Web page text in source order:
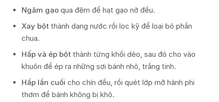
Ngâm gạo qua đêm để hạt gạo nở đều.
Xay bột thành dạng nước rồi lọc kỹ để loại bỏ phần
chua.
Hấp và ép bột thành từng khối dẻo, sau đó cho vào
khuôn để ép ra những sợi bánh nhỏ, trắng tinh.
Hấp lần cuối cho chín đều, rồi quét lớp mỡ hành phi
thơm để bánh không bị khô.